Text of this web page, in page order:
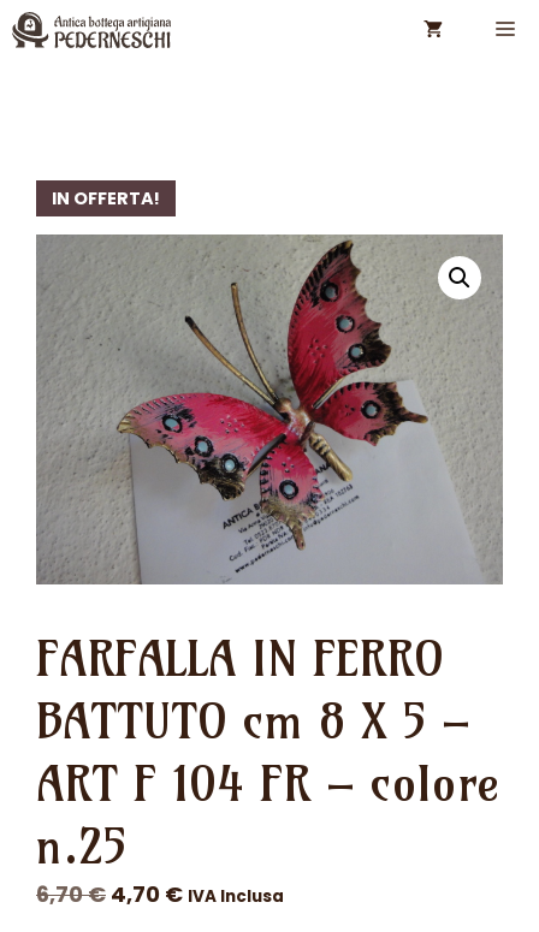
Vai
al
IN OFFERTA!
FARFALLA IN FERRO
BATTUTO cm 8 X 5 –
ART F 104 FR – colore
n.25
6,70€ Il
4,70 €IlIVA Inclusa